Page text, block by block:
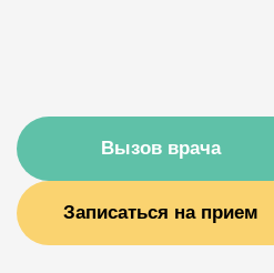
Вызов врача
Записаться на прием